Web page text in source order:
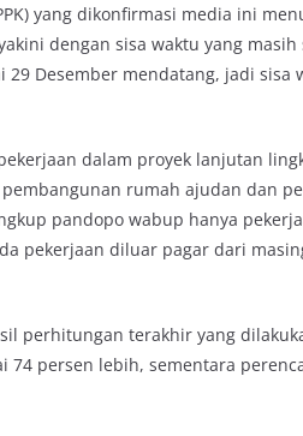
yang dikonfirmasi media ini
dengan sisa waktu yang
Desember mendatang, jadi sisa
dalam proyek lanjutan
rumah ajudan dan
pandopo wabup hanya
pekerjaan diluar pagar dari
perhitungan terakhir yang
persen lebih, sementara